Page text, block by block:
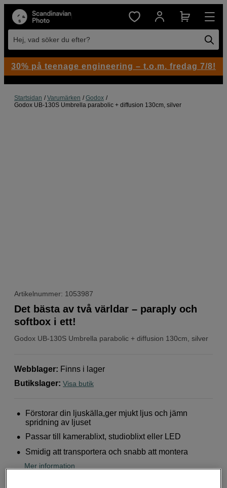
Hej, vad söker du efter?
Startsidan Varumärken
Godox
Godox UB-130S Umbrella parabolic + diffusion 130cm, silver
Artikelnummer: 1053987
Godox UB-130S Umbrella parabolic + diffusion 130cm, silver
Det bästa av två världar – paraply och
softbox i ett!
Webblager: Finns i lager
Butikslager: Visa butik
Förstorar din ljuskälla,ger mjukt ljus och jämn
spridning av ljuset
Passar till kamerablixt, studioblixt eller LED
Smidig att transportera och snabb att montera
Mer information
30% på teenage engineering – t.o.m. fredag 7/8!